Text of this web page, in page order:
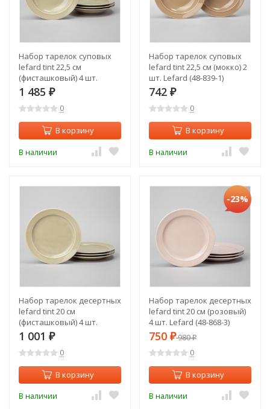
Набор тарелок суповых
lefard tint 22,5 см
(фисташковый) 4 шт.
Lefard (48-857-2)
1 485 ₽
0
В корзину
В наличии
Набор тарелок суповых
lefard tint 22,5 см (мокко) 2
шт. Lefard (48-839-1)
742 ₽
0
В корзину
В наличии
Набор тарелок десертных
lefard tint 20 см
(фисташковый) 4 шт.
Lefard (48-853-3)
1 001 ₽
0
В корзину
В наличии
-23%
Набор тарелок десертных
lefard tint 20 см (розовый)
4 шт. Lefard (48-868-3)
750 ₽980₽
0
В корзину
В наличии